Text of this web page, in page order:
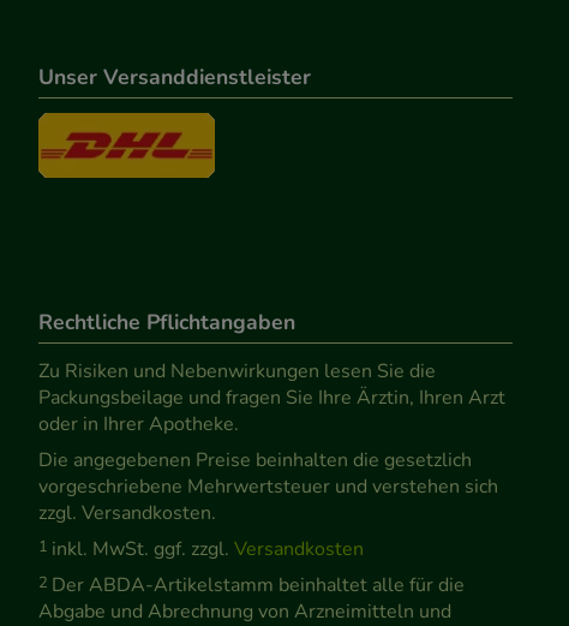
Unser Versanddienstleister
Rechtliche Pflichtangaben
Zu Risiken und Nebenwirkungen lesen Sie die
Packungsbeilage und fragen Sie Ihre Ärztin, Ihren Arzt
oder in Ihrer Apotheke.
Die angegebenen Preise beinhalten die gesetzlich
vorgeschriebene Mehrwertsteuer und verstehen sich
zzgl. Versandkosten.
1 inkl. MwSt. ggf. zzgl. Versandkosten
2 Der ABDA-Artikelstamm beinhaltet alle für die
Abgabe und Abrechnung von Arzneimitteln und